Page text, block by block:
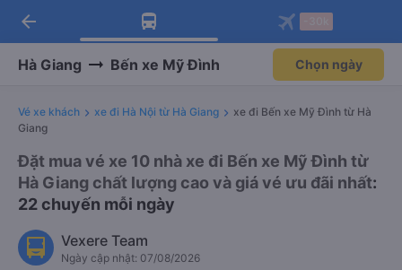
Tải app Vexere ngay!
Nhận ưu đãi thành viên độc
Mở app
Tải app Vexere
-30k/ghế khi đặt vé máy bay qua
Mở app
arrow_back
Hà Giang Bến xe Mỹ Đình Chọn ngày
Vé xe khách xe đi Hà Nội từ Hà Giang
xe đi Bến xe Mỹ Đình từ Hà
Giang
Đặt mua vé xe 10 nhà xe đi Bến xe Mỹ Đình từ
Hà Giang chất lượng cao và giá vé ưu đãi nhất:
22 chuyến mỗi ngày
Vexere Team
Ngày cập nhật: 07/08/2026